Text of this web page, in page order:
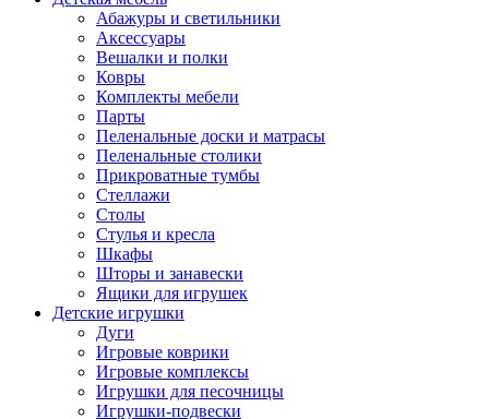
Абажуры и светильники
Аксессуары
Вешалки и полки
Ковры
Комплекты мебели
Парты
Пеленальные доски и матрасы
Пеленальные столики
Прикроватные тумбы
Стеллажи
Столы
Стулья и кресла
Шкафы
Шторы и занавески
Ящики для игрушек
Детские игрушки
Дуги
Игровые коврики
Игровые комплексы
Игрушки для песочницы
Игрушки-подвески